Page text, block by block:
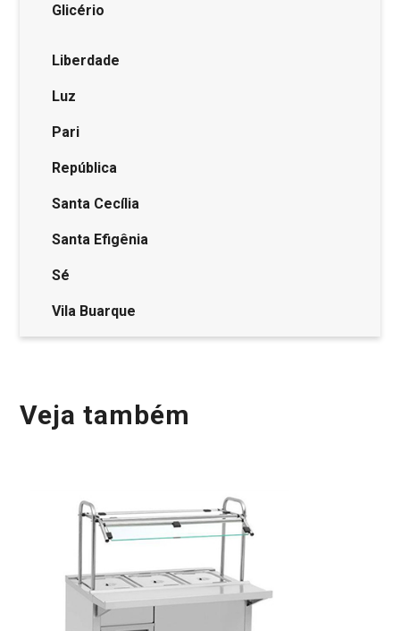
Glicério
Liberdade
Luz
Pari
República
Santa Cecília
Santa Efigênia
Sé
Vila Buarque
Veja também